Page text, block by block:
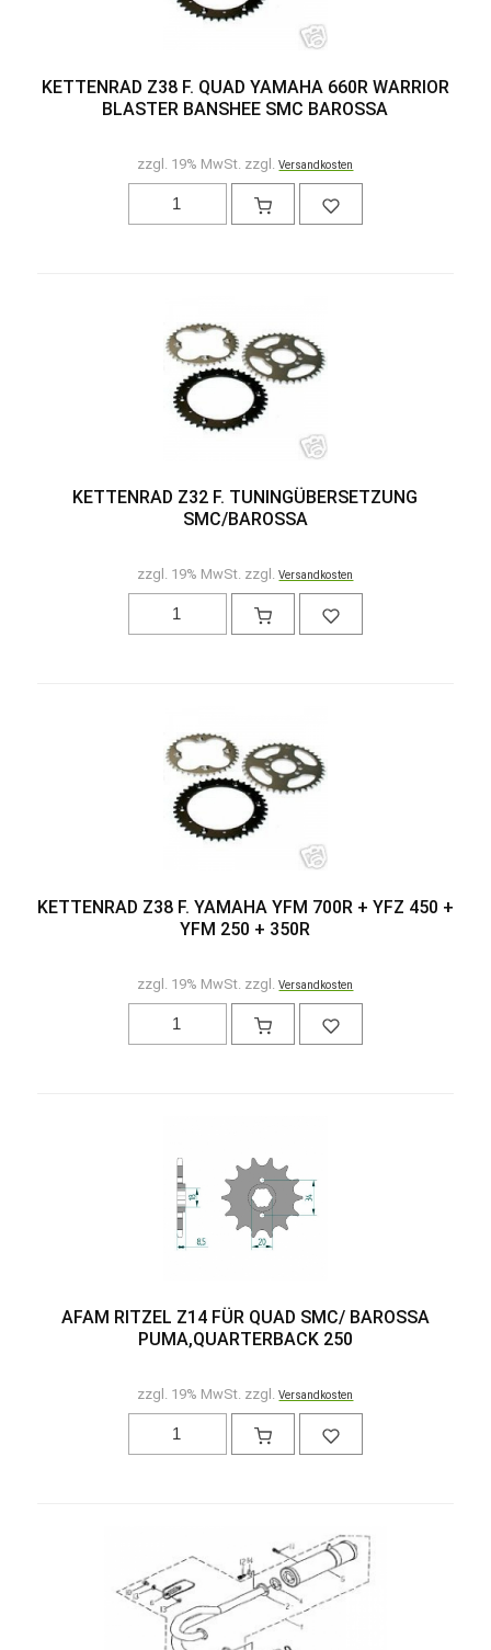
KETTENRAD Z38 F. QUAD YAMAHA 660R WARRIOR
BLASTER BANSHEE SMC BAROSSA
zzgl. 19% MwSt. zzgl.Versandkosten
KETTENRAD Z32 F. TUNINGÜBERSETZUNG
SMC/BAROSSA
zzgl. 19% MwSt. zzgl.Versandkosten
KETTENRAD Z38 F. YAMAHA YFM 700R + YFZ 450 +
YFM 250 + 350R
zzgl. 19% MwSt. zzgl.Versandkosten
AFAM RITZEL Z14 FÜR QUAD SMC/ BAROSSA
PUMA,QUARTERBACK 250
zzgl. 19% MwSt. zzgl.Versandkosten